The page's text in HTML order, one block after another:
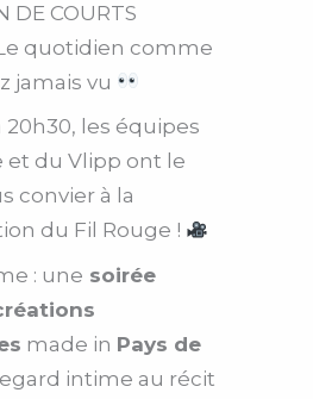
DE COURTS
Le quotidien comme
jamais vu
20h30, les équipes
et du Vlipp ont le
convier à la
du Fil Rouge !
: une soirée
made in Pays de
intime au récit